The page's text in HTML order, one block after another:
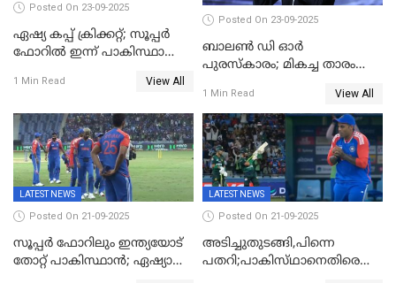
Posted On 23-09-2025
ഏഷ്യ കപ്പ് ക്രിക്കറ്റ്; സൂപ്പര്‍
ഫോറിൽ ഇന്ന് പാകിസ്ഥാനും
1 Min Read View All
Posted On 23-09-2025
ബാലണ്‍ ഡി ഓര്‍
പുരസ്‌കാരം; മികച്ച താരം
1 Min Read View All
LATEST NEWS
Posted On 21-09-2025
സൂപ്പർ ഫോറിലും ഇന്ത്യയോട്
തോറ്റ് പാകിസ്ഥാൻ; ഏഷ്യാ
LATEST NEWS
Posted On 21-09-2025
അടിച്ചുതുടങ്ങി,പിന്നെ
പതറി;പാകിസ്‌ഥാനെതിരെ